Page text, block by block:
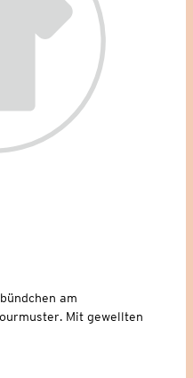
am
Mit gewellten